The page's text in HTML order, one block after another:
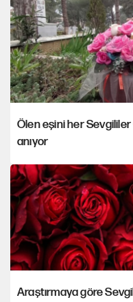
Ölen eşini her
anıyor
Araştırmaya göre